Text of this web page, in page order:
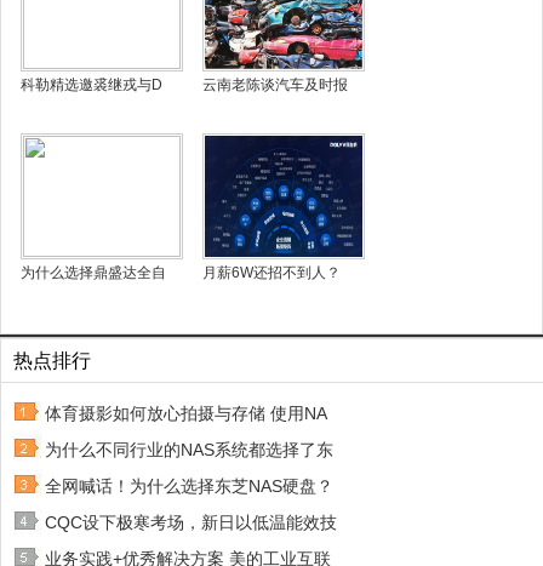
科勒精选邀裘继戎与D 云南老陈谈汽车及时报
为什么选择鼎盛达全自 月薪6W还招不到人？
热点排行
体育摄影如何放心拍摄与存储 使用NA
为什么不同行业的NAS系统都选择了东
全网喊话！为什么选择东芝NAS硬盘？
CQC设下极寒考场，新日以低温能效技
业务实践+优秀解决方案 美的工业互联